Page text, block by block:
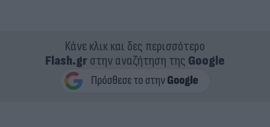
Κάνε κλικ και δες περισσότερο
Flash.grστην αναζήτηση της Google